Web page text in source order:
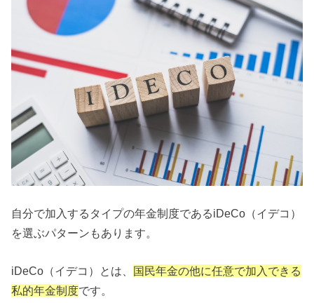
自分で加入するタイプの年金制度であるiDeCo（イデコ）
を選ぶパターンもあります。
iDeCo（イデコ）とは、 国民年金の他に任意で加入できる
私的年金制度です。